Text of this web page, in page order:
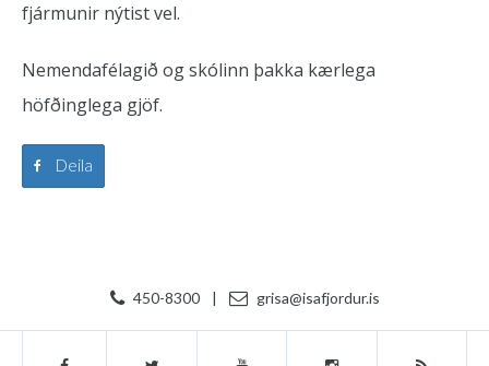
fjármunir nýtist vel.
Nemendafélagið og skólinn þakka kærlega
höfðinglega gjöf.
Deila
450-8300 | grisa@isafjordur.is